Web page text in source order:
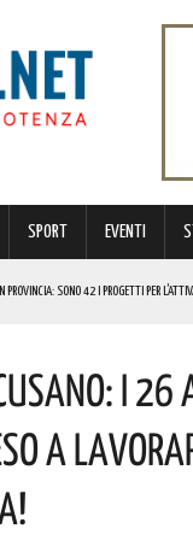
SPORT EVENTI
SONO 42 I PROGETTI PER
SUL POSTO DA IERI
DI FEDE, DI COMUNITÀ, DI SANO
I 26
A